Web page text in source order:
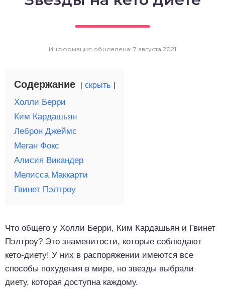
Информация обновлена: 7 августа 2021
Содержание скрыть
Холли Берри
Ким Кардашьян
Леброн Джеймс
Меган Фокс
Алисия Викандер
Мелисса Маккарти
Гвинет Пэлтроу
Что общего у Холли Берри, Ким Кардашьян и Гвинет
Пэлтроу? Это знаменитости, которые соблюдают
кето-диету! У них в распоряжении имеются все
способы похудения в мире, но звезды выбрали
диету, которая доступна каждому.